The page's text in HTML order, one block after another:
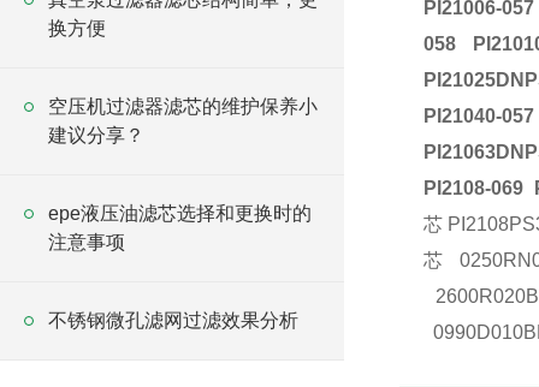
换方便
空压机过滤器滤芯的维护保养小
建议分享？
epe液压油滤芯选择和更换时的
注意事项
不锈钢微孔滤网过滤效果分析
PI21006-
058
PI21040-
PI2108-069
芯
芯